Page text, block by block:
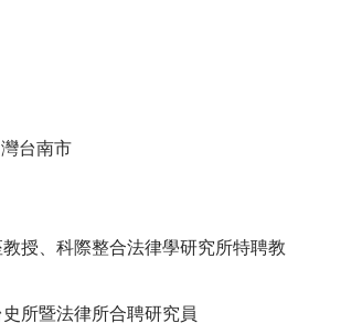
台南市
授、科際整合法律學研究所特聘教
所暨法律所合聘研究員